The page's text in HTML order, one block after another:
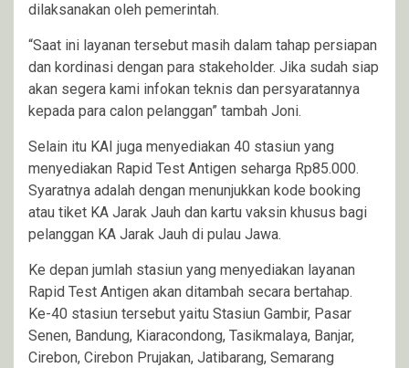
dilaksanakan oleh pemerintah.
“Saat ini layanan tersebut masih dalam tahap persiapan
dan kordinasi dengan para stakeholder. Jika sudah siap
akan segera kami infokan teknis dan persyaratannya
kepada para calon pelanggan” tambah Joni.
Selain itu KAI juga menyediakan 40 stasiun yang
menyediakan Rapid Test Antigen seharga Rp85.000.
Syaratnya adalah dengan menunjukkan kode booking
atau tiket KA Jarak Jauh dan kartu vaksin khusus bagi
pelanggan KA Jarak Jauh di pulau Jawa.
Ke depan jumlah stasiun yang menyediakan layanan
Rapid Test Antigen akan ditambah secara bertahap.
Ke-40 stasiun tersebut yaitu Stasiun Gambir, Pasar
Senen, Bandung, Kiaracondong, Tasikmalaya, Banjar,
Cirebon, Cirebon Prujakan, Jatibarang, Semarang